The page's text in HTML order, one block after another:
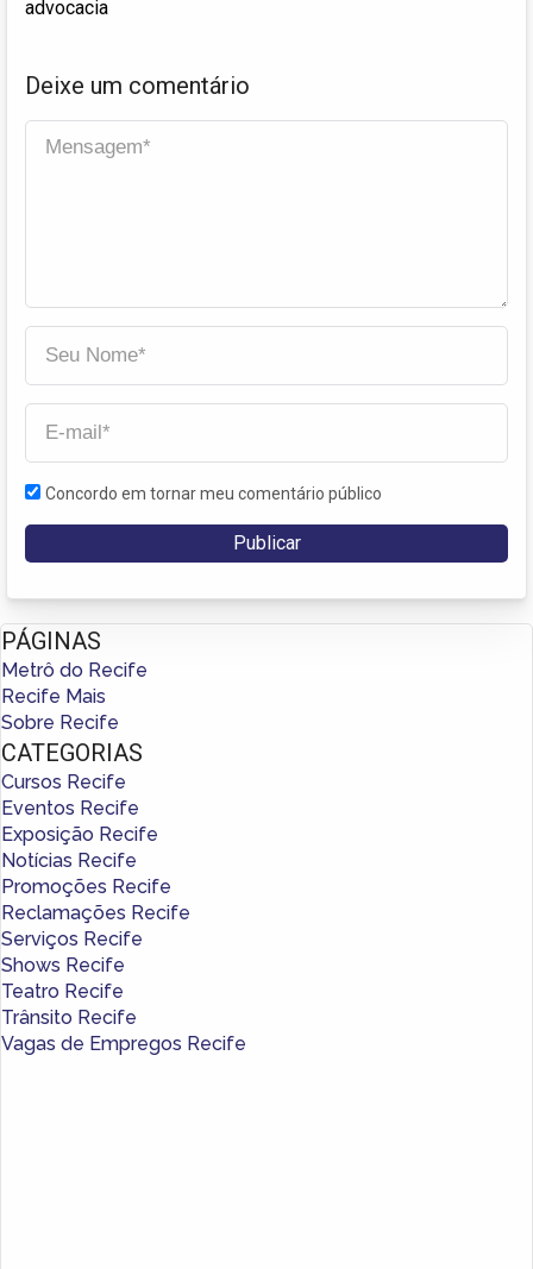
advocacia
Deixe um comentário
Concordo em tornar meu comentário público
PÁGINAS
Metrô do Recife
Recife Mais
Sobre Recife
CATEGORIAS
Cursos Recife
Eventos Recife
Exposição Recife
Notícias Recife
Promoções Recife
Reclamações Recife
Serviços Recife
Shows Recife
Teatro Recife
Trânsito Recife
Vagas de Empregos Recife